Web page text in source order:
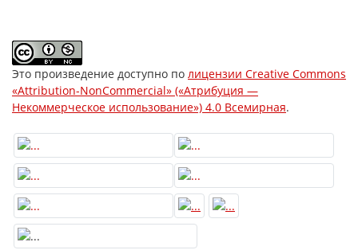
Это произведение доступно по лицензии Creative Commons
«Attribution-NonCommercial» («Атрибуция —
Некоммерческое использование») 4.0 Всемирная.